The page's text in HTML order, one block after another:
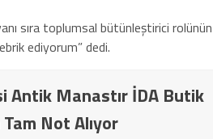
sıra toplumsal bütünleştirici rolünün
ediyorum” dedi.
Antik Manastır İDA Butik
Not Alıyor